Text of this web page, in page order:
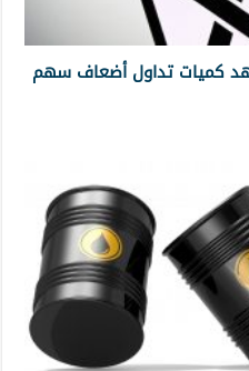
كميات تداول أضعاف سهم